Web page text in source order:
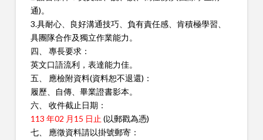
通)。
3.具耐心、良好溝通技巧、負有責任感、肯積極學習、
具團隊合作及獨立作業能力。
四、 專長要求：
英文口語流利，表達能力佳。
五、 應檢附資料(資料恕不退還)：
履歷、自傳、畢業證書影本。
六、 收件截止日期：
113 年02 月15 日止 (以郵戳為憑)
七、 應徵資料請以掛號郵寄：